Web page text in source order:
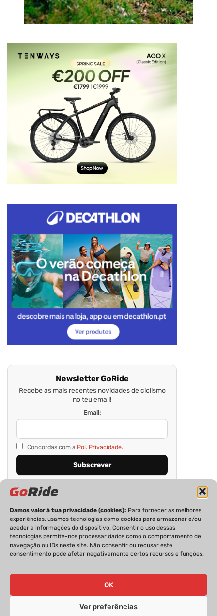
Damos valor à tua privacidade (cookies): Para fornecer as melhores
experiências, usamos tecnologias como cookies para armazenar e/ou
aceder a informações do dispositivo. Consentir o uso dessas
tecnologias permite-nos processar dados como o comportamento de
navegação ou IDs neste site. Não consentir ou recusar este
consentimento pode afetar negativamente certos recursos e funções.
OK
Ver preferências
Newsletter GoRide
Recebe as mais recentes novidades de ciclismo
no teu email!
Email:
Concordas com a Pol. Privacidade.
PRIVACIDADE FICHA TÉCNICA
ESTATUTO EDITORIAL